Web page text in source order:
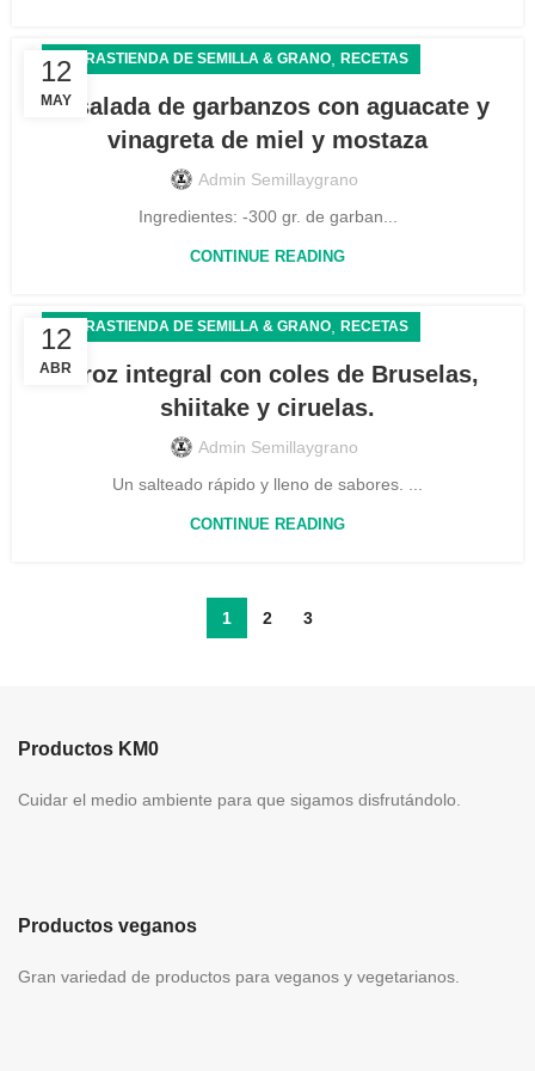
12
MAY
LA TRASTIENDA DE SEMILLA & GRANO RECETAS
Ensalada de garbanzos con aguacate y
vinagreta de miel y mostaza
Admin Semillaygrano
Ingredientes: -300 gr. de garban...
CONTINUE READING
12
ABR
LA TRASTIENDA DE SEMILLA & GRANO RECETAS
Arroz integral con coles de Bruselas,
shiitake y ciruelas.
Admin Semillaygrano
Un salteado rápido y lleno de sabores. ...
CONTINUE READING
1 2 3
Productos KM0
Cuidar el medio ambiente para que sigamos disfrutándolo.
Productos veganos
Gran variedad de productos para veganos y vegetarianos.